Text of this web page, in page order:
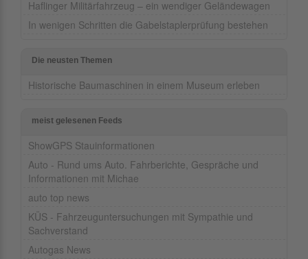
Haflinger Militärfahrzeug – ein wendiger Geländewagen
In wenigen Schritten die Gabelstaplerprüfung bestehen
Die neusten Themen
Historische Baumaschinen in einem Museum erleben
meist gelesenen Feeds
ShowGPS Stauinformationen
Auto - Rund ums Auto. Fahrberichte, Gespräche und
Informationen mit Michae
auto top news
KÜS - Fahrzeuguntersuchungen mit Sympathie und
Sachverstand
Autogas News